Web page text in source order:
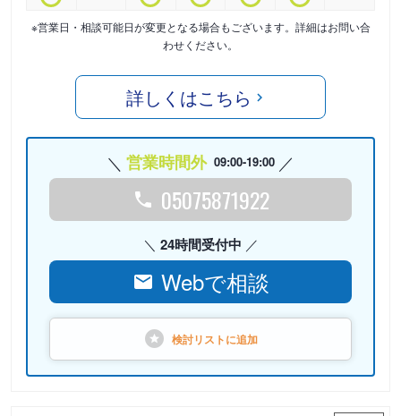
※営業日・相談可能日が変更となる場合もございます。詳細はお問い合
わせください。
詳しくはこちら
営業時間外 09:00-19:00
05075871922
24時間受付中
Webで相談
検討リストに追加